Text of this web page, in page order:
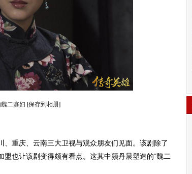
二寡妇 [保存到相册]
重庆、云南三大卫视与观众朋友们见面。该剧除了
也让该剧变得颇有看点。这其中颜丹晨塑造的“魏二